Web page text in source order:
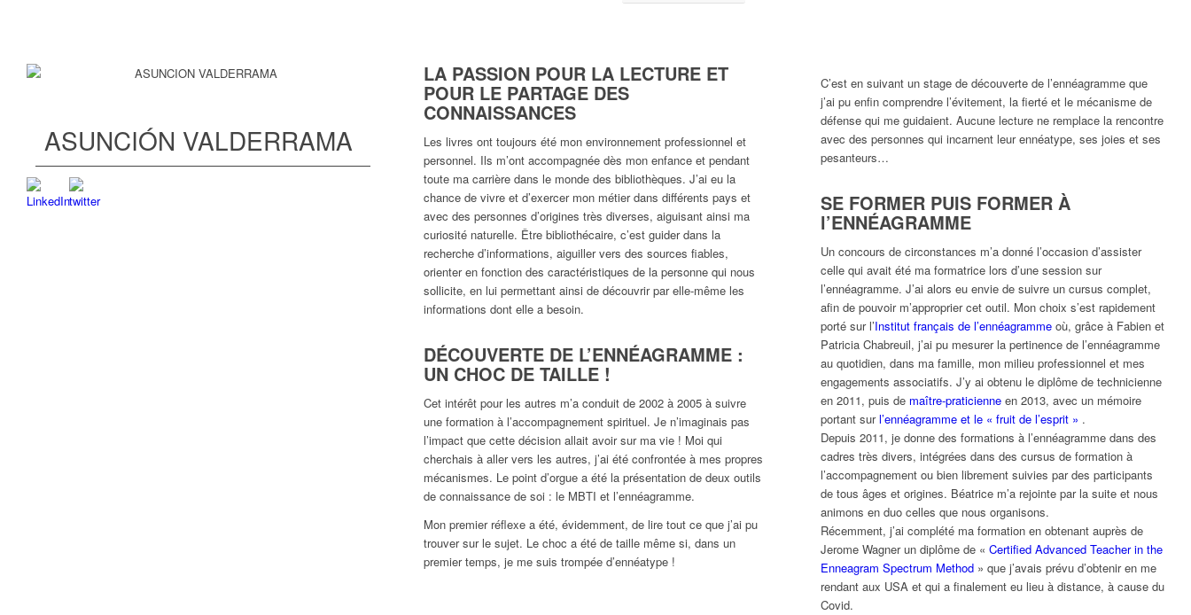
ASUNCIÓN VALDERRAMA
LA PASSION POUR LA LECTURE ET
POUR LE PARTAGE DES
CONNAISSANCES
Les livres ont toujours été mon environnement professionnel et
personnel. Ils m’ont accompagnée dès mon enfance et pendant
toute ma carrière dans le monde des bibliothèques. J’ai eu la
chance de vivre et d’exercer mon métier dans différents pays et
avec des personnes d’origines très diverses, aiguisant ainsi ma
curiosité naturelle. Être bibliothécaire, c’est guider dans la
recherche d’informations, aiguiller vers des sources fiables,
orienter en fonction des caractéristiques de la personne qui nous
sollicite, en lui permettant ainsi de découvrir par elle-même les
informations dont elle a besoin.
DÉCOUVERTE DE L’ENNÉAGRAMME :
UN CHOC DE TAILLE !
Cet intérêt pour les autres m’a conduit de 2002 à 2005 à suivre
une formation à l’accompagnement spirituel. Je n’imaginais pas
l’impact que cette décision allait avoir sur ma vie ! Moi qui
cherchais à aller vers les autres, j’ai été confrontée à mes propres
mécanismes. Le point d’orgue a été la présentation de deux outils
de connaissance de soi : le MBTI et l’ennéagramme.
Mon premier réflexe a été, évidemment, de lire tout ce que j’ai pu
trouver sur le sujet. Le choc a été de taille même si, dans un
premier temps, je me suis trompée d’ennéatype !
C’est en suivant un stage de découverte de l’ennéagramme que
j’ai pu enfin comprendre l’évitement, la fierté et le mécanisme de
défense qui me guidaient. Aucune lecture ne remplace la rencontre
avec des personnes qui incarnent leur ennéatype, ses joies et ses
pesanteurs…
SE FORMER PUIS FORMER À
l’ENNÉAGRAMME
Un concours de circonstances m’a donné l’occasion d’assister
celle qui avait été ma formatrice lors d’une session sur
l’ennéagramme. J’ai alors eu envie de suivre un cursus complet,
afin de pouvoir m’approprier cet outil. Mon choix s’est rapidement
porté sur l’Institut français de l’ennéagramme où, grâce à Fabien et
Patricia Chabreuil, j’ai pu mesurer la pertinence de l’ennéagramme
au quotidien, dans ma famille, mon milieu professionnel et mes
engagements associatifs. J’y ai obtenu le diplôme de technicienne
en 2011, puis de maître-praticienne en 2013, avec un mémoire
portant surl’ennéagramme et le « fruit de l’esprit » .
Depuis 2011, je donne des formations à l’ennéagramme dans des
cadres très divers, intégrées dans des cursus de formation à
l’accompagnement ou bien librement suivies par des participants
de tous âges et origines. Béatrice m’a rejointe par la suite et nous
animons en duo celles que nous organisons.
Récemment, j’ai complété ma formation en obtenant auprès de
Jerome Wagner un diplôme de « Certified Advanced Teacher in the
Enneagram Spectrum Method » que j’avais prévu d’obtenir en me
rendant aux USA et qui a finalement eu lieu à distance, à cause du
Covid.